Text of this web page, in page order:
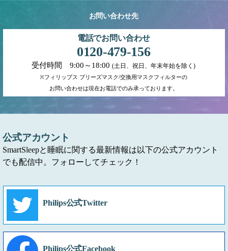
お問い合わせ先
電話でお問い合わせ
0120-479-156
受付時間 9:00～18:00(土日、祝日、年末年始を除く)
※フィリップス ブリーズマスク/交換用マスクフィルターの
お問い合わせは現在お電話でのみ承っております。
公式アカウント
SmartSleepと睡眠に関する最新情報は以下の公式アカウント
でも配信中。フォローしてチェック！
Philips公式Twitter
Philips公式Facebook